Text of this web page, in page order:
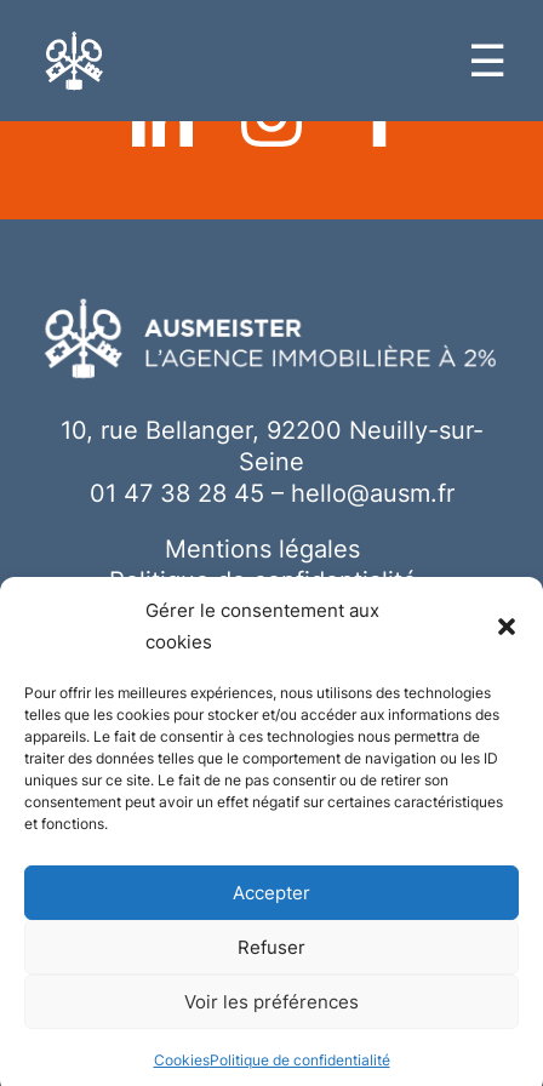
Gérer le consentement aux
cookies
Pour offrir les meilleures expériences, nous utilisons des technologies
telles que les cookies pour stocker et/ou accéder aux informations des
appareils. Le fait de consentir à ces technologies nous permettra de
traiter des données telles que le comportement de navigation ou les ID
uniques sur ce site. Le fait de ne pas consentir ou de retirer son
consentement peut avoir un effet négatif sur certaines caractéristiques
et fonctions.
Accepter
Refuser
Voir les préférences
CookiesPolitique de confidentialité
☰
10, rue Bellanger, 92200 Neuilly-sur-
Seine
01 47 38 28 45 – hello@ausm.fr
Mentions légales
Politique de confidentialité
Cookies
Conception et réalisation :Plate